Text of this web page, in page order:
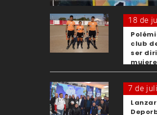
18 de
club
ser
7 de